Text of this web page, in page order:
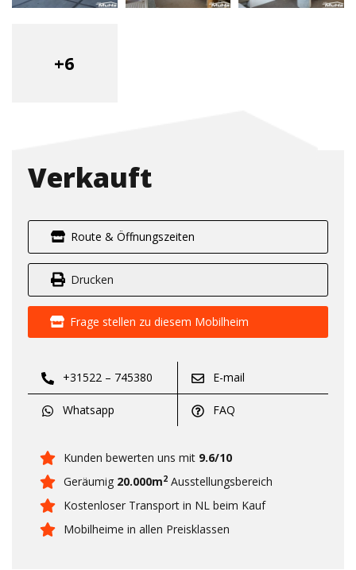
+6
Verkauft
Route & Öffnungszeiten
Drucken
Frage stellen zu diesem Mobilheim
+31522 – 745380 E-mail
Whatsapp FAQ
Kunden bewerten uns mit 9.6/10
Geräumig 20.000m2 Ausstellungsbereich
Kostenloser Transport in NL beim Kauf
Mobilheime in allen Preisklassen